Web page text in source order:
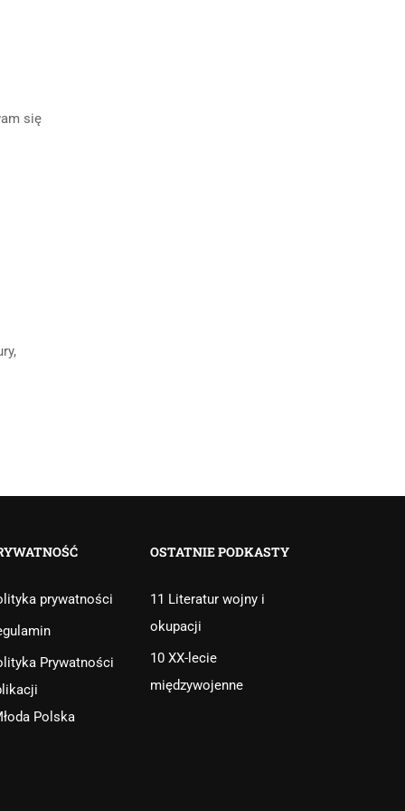
się
prywatności
Prywatności
OSTATNIE PODKASTY
11 Literatur wojny i
okupacji
10 XX-lecie
międzywojenne
Polska